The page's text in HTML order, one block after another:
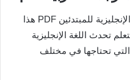
لكل من يرغب في تحميل كتب تعلم الإنجليزية للمبتدئين PDF هذا
تحدث اللغة الإنجليزية
تحتاجها في مختلف